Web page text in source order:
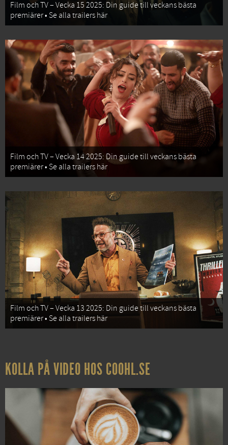
Film och TV – Vecka 15 2025: Din guide till veckans bästa
premiärer • Se alla trailers här
Film och TV – Vecka 14 2025: Din guide till veckans bästa
premiärer • Se alla trailers här
Film och TV – Vecka 13 2025: Din guide till veckans bästa
premiärer • Se alla trailers här
KOLLA PÅ VIDEO HOS COOHL.SE